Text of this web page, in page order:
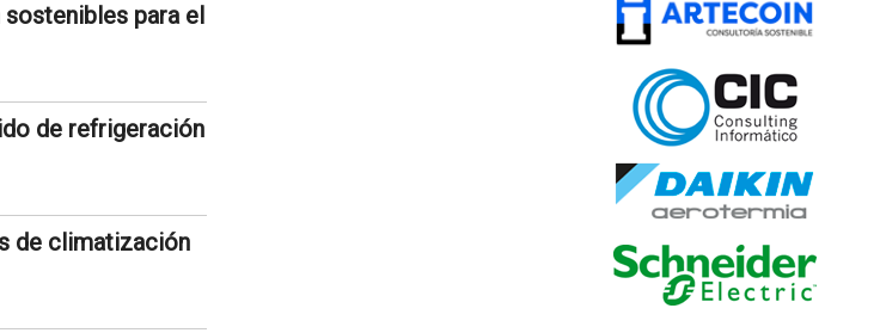
para el
de refrigeración
de climatización